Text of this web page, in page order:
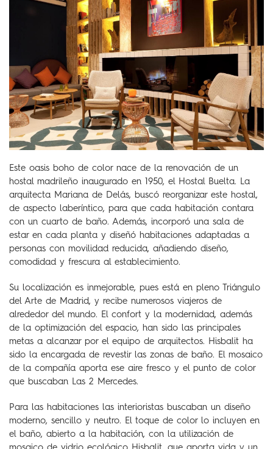
Este oasis boho de color nace de la renovación de un
hostal madrileño inaugurado en 1950, el Hostal Buelta. La
arquitecta Mariana de Delás, buscó reorganizar este hostal,
de aspecto laberíntico, para que cada habitación contara
con un cuarto de baño. Además, incorporó una sala de
estar en cada planta y diseñó habitaciones adaptadas a
personas con movilidad reducida, añadiendo diseño,
comodidad y frescura al establecimiento.
Su localización es inmejorable, pues está en pleno Triángulo
del Arte de Madrid, y recibe numerosos viajeros de
alrededor del mundo. El confort y la modernidad, además
de la optimización del espacio, han sido las principales
metas a alcanzar por el equipo de arquitectos. Hisbalit ha
sido la encargada de revestir las zonas de baño. El mosaico
de la compañía aporta ese aire fresco y el punto de color
que buscaban Las 2 Mercedes.
Para las habitaciones las interioristas buscaban un diseño
moderno, sencillo y neutro. El toque de color lo incluyen en
el baño, abierto a la habitación, con la utilización de